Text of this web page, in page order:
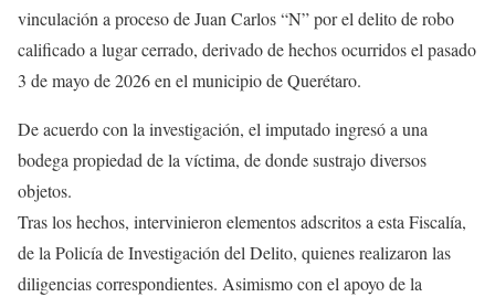
vinculación a proceso de Juan Carlos “N” por el delito de robo
calificado a lugar cerrado, derivado de hechos ocurridos el pasado
3 de mayo de 2026 en el municipio de Querétaro.
De acuerdo con la investigación, el imputado ingresó a una
bodega propiedad de la víctima, de donde sustrajo diversos
objetos.
Tras los hechos, intervinieron elementos adscritos a esta Fiscalía,
de la Policía de Investigación del Delito, quienes realizaron las
diligencias correspondientes. Asimismo con el apoyo de la